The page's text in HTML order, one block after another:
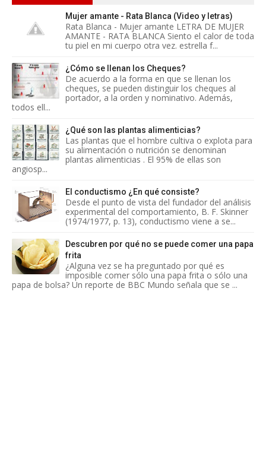
Mujer amante - Rata Blanca (Video y letras)
Rata Blanca - Mujer amante LETRA DE MUJER
AMANTE - RATA BLANCA Siento el calor de toda
tu piel en mi cuerpo otra vez. estrella f...
¿Cómo se llenan los Cheques?
De acuerdo a la forma en que se llenan los
cheques, se pueden distinguir los cheques al
portador, a la orden y nominativo. Además,
todos ell...
¿Qué son las plantas alimenticias?
Las plantas que el hombre cultiva o explota para
su alimentación o nutrición se denominan
plantas alimenticias . El 95% de ellas son
angiosp...
El conductismo ¿En qué consiste?
Desde el punto de vista del fundador del análisis
experimental del comportamiento, B. F. Skinner
(1974/1977, p. 13), conductismo viene a se...
Descubren por qué no se puede comer una papa
frita
¿Alguna vez se ha preguntado por qué es
imposible comer sólo una papa frita o sólo una
papa de bolsa? Un reporte de BBC Mundo señala que se ...